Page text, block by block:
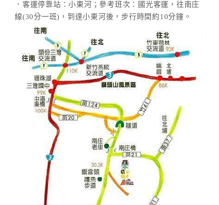
．客運停靠站：小東河；參考班次：國光客運，往南庄
線(30分一班)，到達小東河後，步行時間約10分鐘。